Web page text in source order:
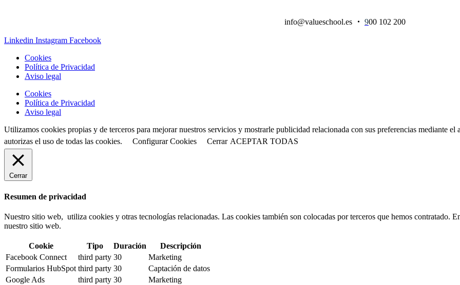
info@valueschool.es ・ 900 102 200
Linkedin Instagram Facebook
Cookies
Política de Privacidad
Aviso legal
Cookies
Política de Privacidad
Aviso legal
Utilizamos cookies propias y de terceros para mejorar nuestros servicios y mostrarle publicidad relacionada con sus preferencias mediante
autorizas el uso de todas las cookies.
Configurar Cookies Cerrar ACEPTAR TODAS
Cerrar
Resumen de privacidad
Nuestro sitio web, utiliza cookies y otras tecnologías relacionadas. Las cookies también son colocadas por terceros que hemos contratado.
nuestro sitio web.
Cookie Tipo Duración
Descripción
Facebook Connect
third party 30
Marketing
Formularios HubSpot third party 30
Captación de datos
Google Ads
third party 30
Marketing